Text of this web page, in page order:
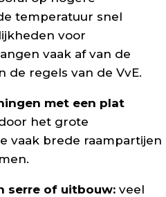
temperatuur snel
voor
vaak af van de
de regels van de VvE.
met een plat
het grote
vaak brede raampartijen
serre of uitbouw: veel